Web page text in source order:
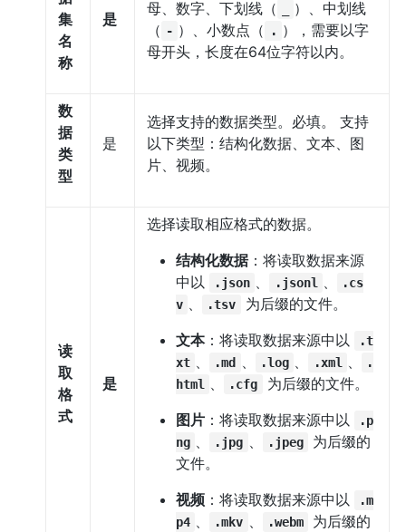
集
名
称
是
母、数字、下划线（
）、中划线
（ - ）、小数点（ . ），需要以字
母开头，长度在64位字符以内。
数
据
类
型
是
选择支持的数据类型。必填。 支持
以下类型：结构化数据、文本、图
片、视频。
读
取
格
式
是
选择读取相应格式的数据。
结构化数据：将读取数据来源
中以
.json 、 .jsonl 、
.cs
v 、 .tsv
为后缀的文件。
文本：将读取数据来源中以
.t
xt 、 .md 、 .log 、 .xml 、
.
html
、 .cfg
为后缀的文件。
图片：将读取数据来源中以
.p
ng 、 .jpg 、 .jpeg
为后缀的
文件。
视频：将读取数据来源中以
.m
p4 、 .mkv 、 .webm
为后缀的